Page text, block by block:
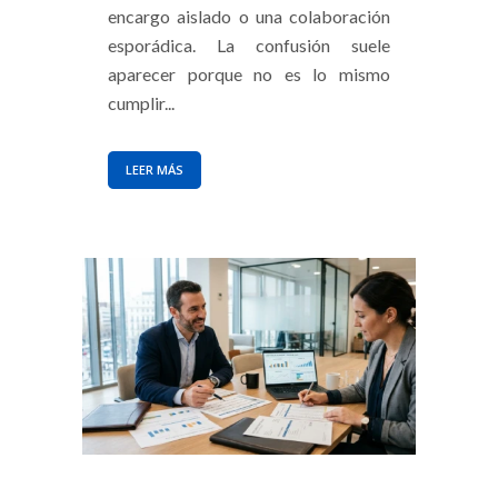
encargo aislado o una colaboración
esporádica. La confusión suele
aparecer porque no es lo mismo
cumplir...
LEER MÁS